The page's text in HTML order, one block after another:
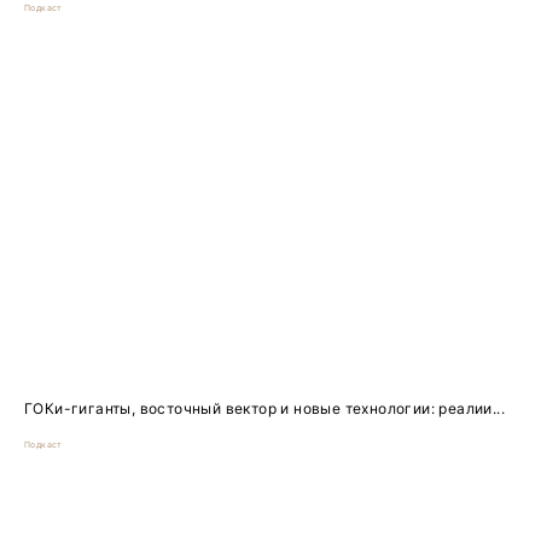
Подкаст
ГОКи-гиганты, восточный вектор и новые технологии: реалии...
Подкаст